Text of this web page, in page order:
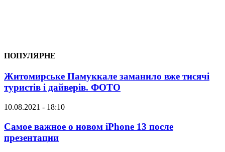
ПОПУЛЯРНЕ
Житомирське Памуккале заманило вже тисячі
туристів і дайверів. ФОТО
10.08.2021 - 18:10
Самое важное о новом iPhone 13 после
презентации